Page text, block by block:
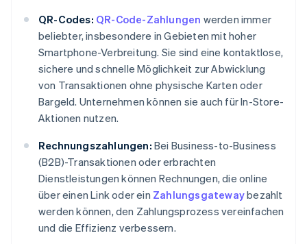
QR-Codes: QR-Code-Zahlungen werden immer
beliebter, insbesondere in Gebieten mit hoher
Smartphone-Verbreitung. Sie sind eine kontaktlose,
sichere und schnelle Möglichkeit zur Abwicklung
von Transaktionen ohne physische Karten oder
Bargeld. Unternehmen können sie auch für In-Store-
Aktionen nutzen.
Rechnungszahlungen: Bei Business-to-Business
(B2B)-Transaktionen oder erbrachten
Dienstleistungen können Rechnungen, die online
über einen Link oder ein Zahlungsgatewaybezahlt
werden können, den Zahlungsprozess vereinfachen
und die Effizienz verbessern.